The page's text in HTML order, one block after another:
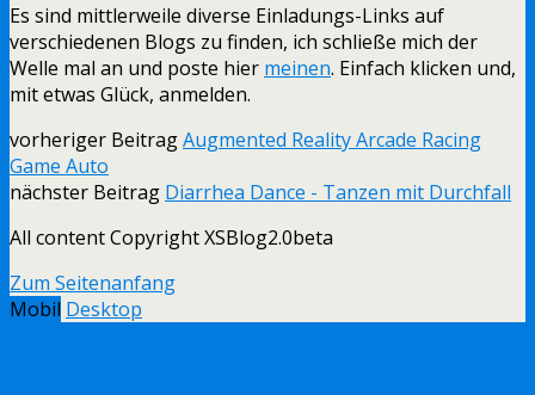
Es sind mittlerweile diverse Einladungs-Links auf
verschiedenen Blogs zu finden, ich schließe mich der
Welle mal an und poste hier meinen. Einfach klicken und,
mit etwas Glück, anmelden.
vorheriger BeitragAugmented Reality Arcade Racing
Game Auto
nächster Beitrag Diarrhea Dance - Tanzen mit Durchfall
All content Copyright XSBlog2.0beta
Zum Seitenanfang
Mobil Desktop